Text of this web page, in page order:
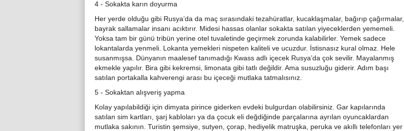
4 - Sokakta karın doyurma
Her yerde olduğu gibi Rusya’da da maç sırasındaki tezahüratlar, kucaklaşmalar, bağırıp çağırmalar,
bayrak sallamalar insanı acıktırır. Midesi hassas olanlar sokakta satılan yiyeceklerden yememeli.
Yoksa tam bir günü tribün yerine otel tuvaletinde geçirmek zorunda kalabilirler. Yemek sadece
lokantalarda yenmeli. Lokanta yemekleri nispeten kaliteli ve ucuzdur. İstisnasız kural olmaz. Hele
susanmışsa. Dünyanın maalesef tanımadığı Kwass adlı içecek Rusya’da çok sevilir. Mayalanmış
ekmekle yapılır. Bira gibi kekremsi, limonata gibi tatlı değildir. Ama susuzluğu giderir. Adım başı
satılan portakalla kahverengi arası bu içeceği mutlaka tatmalısınız.
5 - Sokaktan alışveriş yapma
Kolay yapılabildiği için dimyata pirince giderken evdeki bulgurdan olabilirsiniz. Gar kapılarında
satılan sim kartları, şarj kabloları ya da çocuk eli değdiğinde parçalarına ayrılan oyuncaklardan
mutlaka sakının. Turistin şemsiye, sutyen, çorap, hediyelik matruşka, peruka ve akıllı telefonları yer